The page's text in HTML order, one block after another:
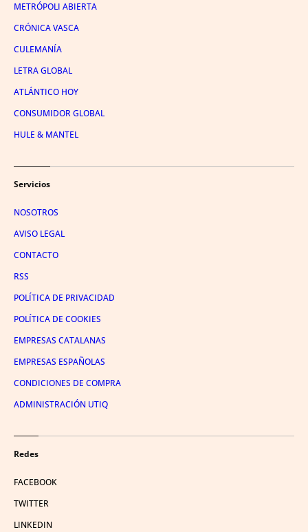
METRÓPOLI ABIERTA
CRÓNICA VASCA
CULEMANÍA
LETRA GLOBAL
ATLÁNTICO HOY
CONSUMIDOR GLOBAL
HULE & MANTEL
Servicios
NOSOTROS
AVISO LEGAL
CONTACTO
RSS
POLÍTICA DE PRIVACIDAD
POLÍTICA DE COOKIES
EMPRESAS CATALANAS
EMPRESAS ESPAÑOLAS
CONDICIONES DE COMPRA
ADMINISTRACIÓN UTIQ
Redes
FACEBOOK
TWITTER
LINKEDIN